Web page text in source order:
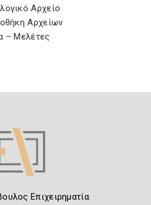
Αρχείο
Αρχείων
– Μελέτες
Επιχειρηματία